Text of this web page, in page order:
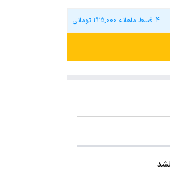
4 قسط ماهانه 225,000 تومانی